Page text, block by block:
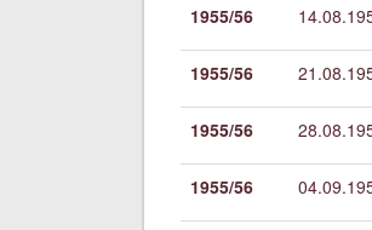
1955/56
1955/56
1955/56
1955/56